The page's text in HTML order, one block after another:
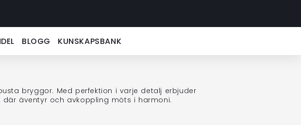
BLOGG KUNSKAPSBANK
bryggor. Med perfektion i varje detalj erbjuder
äventyr och avkoppling möts i harmoni.